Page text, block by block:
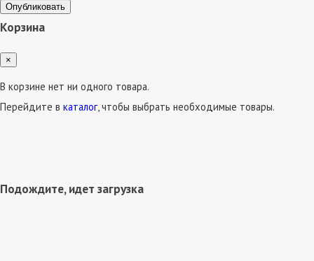
Опубликовать
Корзина
×
В корзине нет ни одного товара.
Перейдите в каталог, чтобы выбрать необходимые товары.
Подождите, идет загрузка